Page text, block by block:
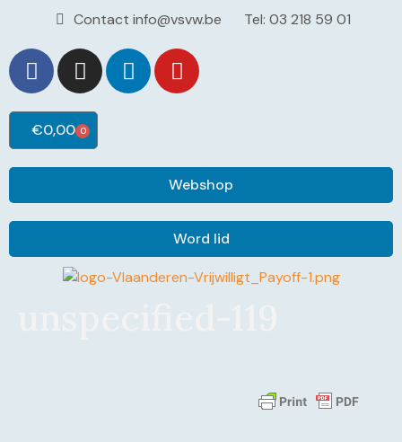
Contact info@vsvw.be Tel: 03 218 59 01
€0,00 0
Webshop
Word lid